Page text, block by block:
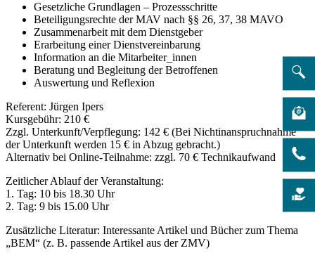
Gesetzliche Grundlagen – Prozessschritte
Beteiligungsrechte der MAV nach §§ 26, 37, 38 MAVO
Zusammenarbeit mit dem Dienstgeber
Erarbeitung einer Dienstvereinbarung
Information an die Mitarbeiter_innen
Beratung und Begleitung der Betroffenen
Auswertung und Reflexion
Referent: Jürgen Ipers
Kursgebühr: 210 €
Zzgl. Unterkunft/Verpflegung: 142 € (Bei Nichtinanspruchnahme
der Unterkunft werden 15 € in Abzug gebracht.)
Alternativ bei Online-Teilnahme: zzgl. 70 € Technikaufwand
Zeitlicher Ablauf der Veranstaltung:
1. Tag: 10 bis 18.30 Uhr
2. Tag: 9 bis 15.00 Uhr
Zusätzliche Literatur: Interessante Artikel und Bücher zum Thema
„BEM“ (z. B. passende Artikel aus der ZMV)